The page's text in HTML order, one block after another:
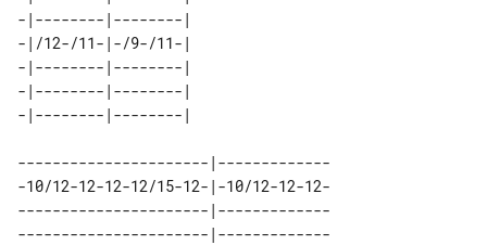
-|--------|--------|
-|/12-/11-|-/9-/11-|
-|--------|--------|
-|--------|--------|
----------------------|-------------
-10/12-12-12-12/15-12-|-10/12-12-12-
----------------------|-------------
----------------------|-------------